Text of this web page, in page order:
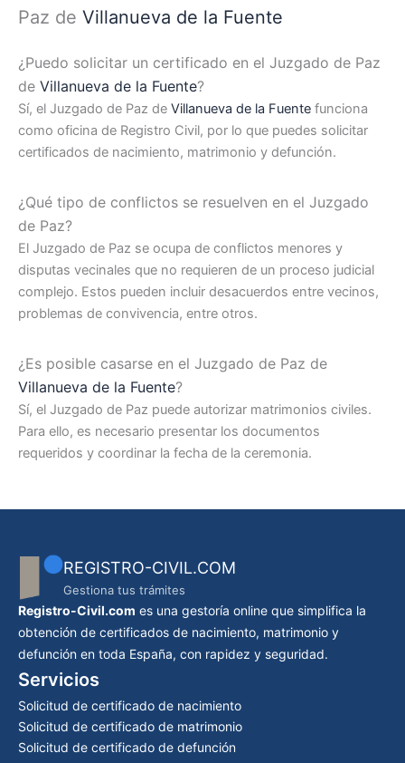
Paz de Villanueva de la Fuente
¿Puedo solicitar un certificado en el Juzgado de Paz
de Villanueva de la Fuente?
Sí, el Juzgado de Paz de Villanueva de la Fuente funciona
como oficina de Registro Civil, por lo que puedes solicitar
certificados de nacimiento, matrimonio y defunción.
¿Qué tipo de conflictos se resuelven en el Juzgado
de Paz?
El Juzgado de Paz se ocupa de conflictos menores y
disputas vecinales que no requieren de un proceso judicial
complejo. Estos pueden incluir desacuerdos entre vecinos,
problemas de convivencia, entre otros.
¿Es posible casarse en el Juzgado de Paz de
Villanueva de la Fuente?
Sí, el Juzgado de Paz puede autorizar matrimonios civiles.
Para ello, es necesario presentar los documentos
requeridos y coordinar la fecha de la ceremonia.
REGISTRO-CIVIL.COM
Gestiona tus trámites
Registro-Civil.com es una gestoría online que simplifica la
obtención de certificados de nacimiento, matrimonio y
defunción en toda España, con rapidez y seguridad.
Servicios
Solicitud de certificado de nacimiento
Solicitud de certificado de matrimonio
Solicitud de certificado de defunción